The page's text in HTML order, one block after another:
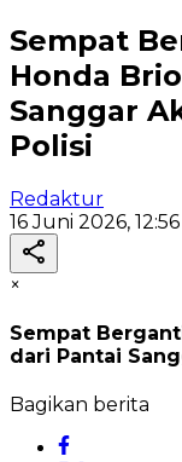
Sempat
Honda
Sanggar
Polisi
Redaktur
16 Juni 2026,
×
Sempat
dari Pantai
Bagikan berita